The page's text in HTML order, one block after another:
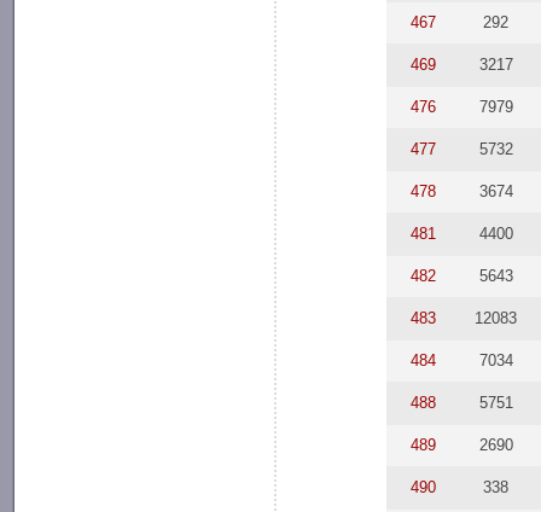
467 292
469 3217
476 7979
477 5732
478 3674
481 4400
482 5643
483 12083
484 7034
488 5751
489 2690
490 338